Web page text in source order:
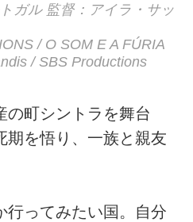
ガル 監督：アイラ・サッ
/ O SOM E A FÚRIA
/ SBS Productions
の町シントラを舞台
期を悟り、一族と親友
行ってみたい国。自分